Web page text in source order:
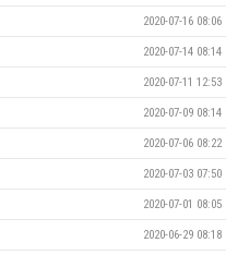
2020-07-16 08:06
2020-07-14 08:14
2020-07-11 12:53
2020-07-09 08:14
2020-07-06 08:22
2020-07-03 07:50
2020-07-01 08:05
2020-06-29 08:18